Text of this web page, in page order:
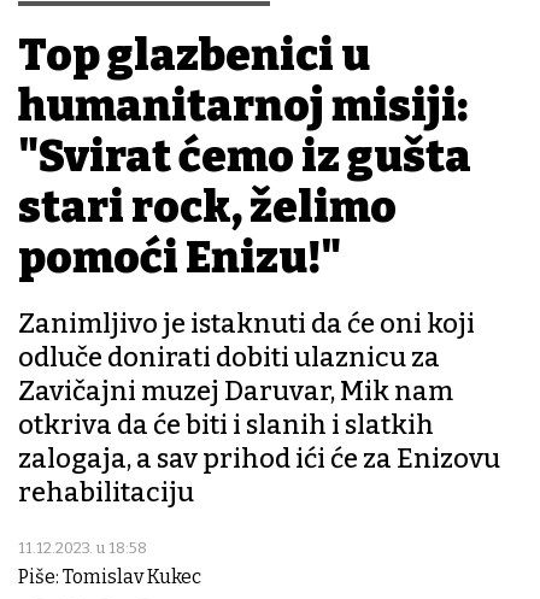
Top glazbenici u
humanitarnoj misiji:
"Svirat ćemo iz gušta
stari rock, želimo
pomoći Enizu!"
Zanimljivo je istaknuti da će oni koji
odluče donirati dobiti ulaznicu za
Zavičajni muzej Daruvar, Mik nam
otkriva da će biti i slanih i slatkih
zalogaja, a sav prihod ići će za Enizovu
rehabilitaciju
11.12.2023. u 18:58
Piše: Tomislav Kukec